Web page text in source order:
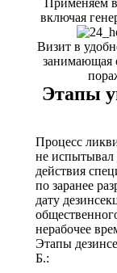
Применяем
включая
Визит в
занимающая
Этапы
Процесс
не испытывал
действия
по заранее
дату
нерабочее
Этапы
Б.: